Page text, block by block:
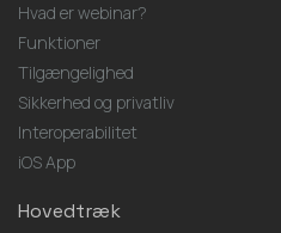
Hvad er webinar?
Funktioner
Tilgængelighed
Sikkerhed og privatliv
Interoperabilitet
iOS App
Hovedtræk